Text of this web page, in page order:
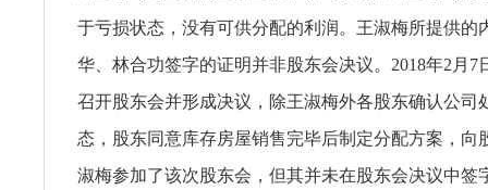
于亏损状态，没有可供分配的利润。王淑梅所提供的
华、林合功签字的证明并非股东会决议。2018年2月7
召开股东会并形成决议，除王淑梅外各股东确认公司
态，股东同意库存房屋销售完毕后制定分配方案，向
淑梅参加了该次股东会，但其并未在股东会决议中签